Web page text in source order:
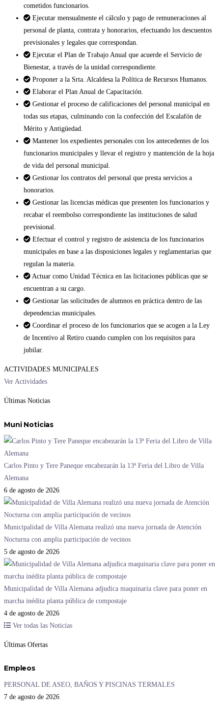
cometidos funcionarios.
Ejecutar mensualmente el cálculo y pago de remuneraciones al
personal de planta, contrata y honorarios, efectuando los descuentos
previsionales y legales que correspondan.
Ejecutar el Plan de Trabajo Anual que acuerde el Servicio de
Bienestar, a través de la unidad correspondiente.
Proponer a la Srta. Alcaldesa la Política de Recursos Humanos.
Elaborar el Plan Anual de Capacitación.
Gestionar el proceso de calificaciones del personal municipal en
todas sus etapas, culminando con la confección del Escalafón de
Mérito y Antigüedad.
Mantener los expedientes personales con los antecedentes de los
funcionarios municipales y llevar el registro y mantención de la hoja
de vida del personal municipal.
Gestionar los contratos del personal que presta servicios a
honorarios.
Gestionar las licencias médicas que presenten los funcionarios y
recabar el reembolso correspondiente las instituciones de salud
previsional.
Efectuar el control y registro de asistencia de los funcionarios
municipales en base a las disposiciones legales y reglamentarias que
regulan la materia.
Actuar como Unidad Técnica en las licitaciones públicas que se
encuentran a su cargo.
Gestionar las solicitudes de alumnos en práctica dentro de las
dependencias municipales.
Coordinar el proceso de los funcionarios que se acogen a la Ley
de Incentivo al Retiro cuando cumplen con los requisitos para
jubilar.
ACTIVIDADES MUNICIPALES
Ver Actividades
Últimas Noticias
Muni Noticias
Carlos Pinto y Tere Paneque encabezarán la 13ª Feria del Libro de Villa
Alemana
6 de agosto de 2026
Municipalidad de Villa Alemana realizó una nueva jornada de Atención
Nocturna con amplia participación de vecinos
5 de agosto de 2026
Municipalidad de Villa Alemana adjudica maquinaria clave para poner en
marcha inédita planta pública de compostaje
4 de agosto de 2026
Ver todas las Noticias
Últimas Ofertas
Empleos
PERSONAL DE ASEO, BAÑOS Y PISCINAS TERMALES
7 de agosto de 2026